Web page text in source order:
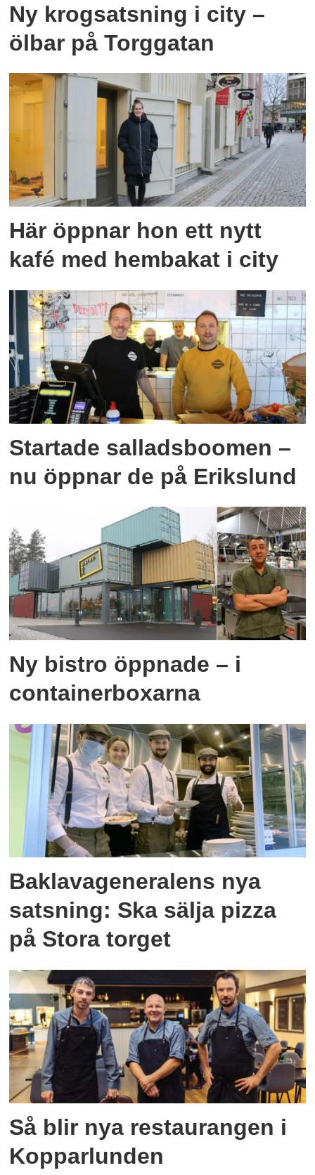
Ny krogsatsning i city –
ölbar på Torggatan
Här öppnar hon ett nytt
kafé med hembakat i city
Startade salladsboomen –
nu öppnar de på Erikslund
Ny bistro öppnade – i
containerboxarna
Baklavageneralens nya
satsning: Ska sälja pizza
på Stora torget
Så blir nya restaurangen i
Kopparlunden